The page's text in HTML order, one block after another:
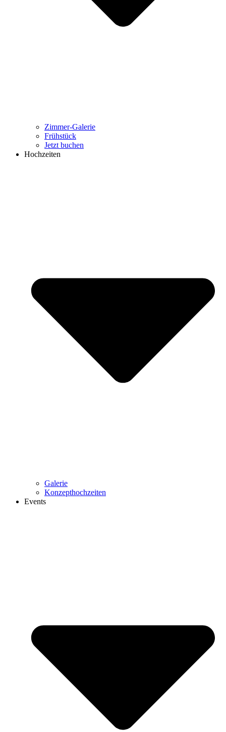
Zimmer-Galerie
Frühstück
Jetzt buchen
Hochzeiten
Galerie
Konzepthochzeiten
Events